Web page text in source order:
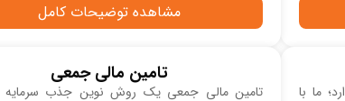
مشاهده توضیحات کامل
ما با
تامین مالی جمعی
تامین مالی جمعی یک روش نوین جذب